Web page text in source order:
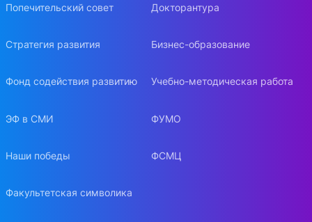
Попечительский совет
Стратегия развития
Фонд содействия развитию
ЭФ в СМИ
Наши победы
Факультетская символика
Докторантура
Бизнес-образование
Учебно-методическая работа
ФУМО
ФСМЦ